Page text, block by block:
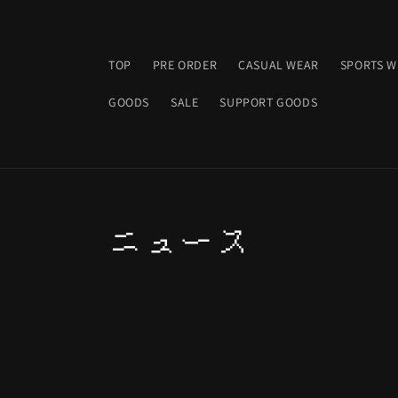
TOP PRE ORDER CASUAL WEAR SPORTS
GOODS SALE SUPPORT GOODS
ニュース